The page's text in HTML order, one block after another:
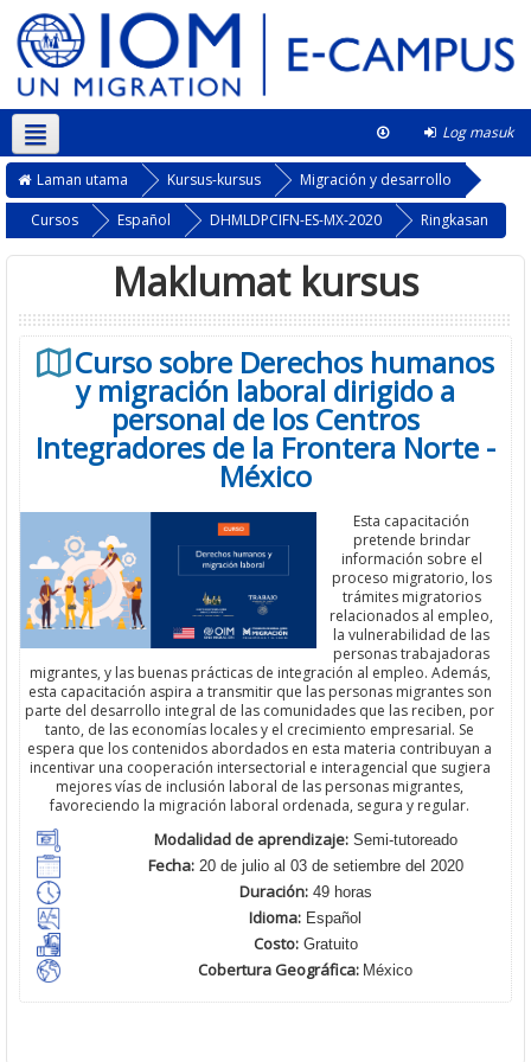
Log masuk
Bahasa Melayu ‎(ms)‎ This course
Laman utama Kursus-kursus
Migración y desarrollo
Cursos
Español DHMLDPCIFN-ES-MX-2020 Ringkasan
Maklumat kursus
Curso sobre Derechos humanos
y migración laboral dirigido a
personal de los Centros
Integradores de la Frontera Norte -
México
Esta capacitación
pretende brindar
información sobre el
proceso migratorio, los
trámites migratorios
relacionados al empleo,
la vulnerabilidad de las
personas trabajadoras
migrantes, y las buenas prácticas de integración al empleo. Además,
esta capacitación aspira a transmitir que las personas migrantes son
parte del desarrollo integral de las comunidades que las reciben, por
tanto, de las economías locales y el crecimiento empresarial. Se
espera que los contenidos abordados en esta materia contribuyan a
incentivar una cooperación intersectorial e interagencial que sugiera
mejores vías de inclusión laboral de las personas migrantes,
favoreciendo la migración laboral ordenada, segura y regular.
Modalidad de aprendizaje:Semi-tutoreado
Fecha:20 de julio al 03 de setiembre del 2020
Duración:49 horas
Idioma: Español
Costo:Gratuito
Cobertura Geográfica: México